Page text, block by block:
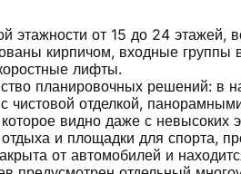
этажности от 15 до 24 этажей,
кирпичом, входные группы
лифты.
планировочных решений: в
чистовой отделкой,
видно даже с невысоких
и площадки для спорта,
от автомобилей и